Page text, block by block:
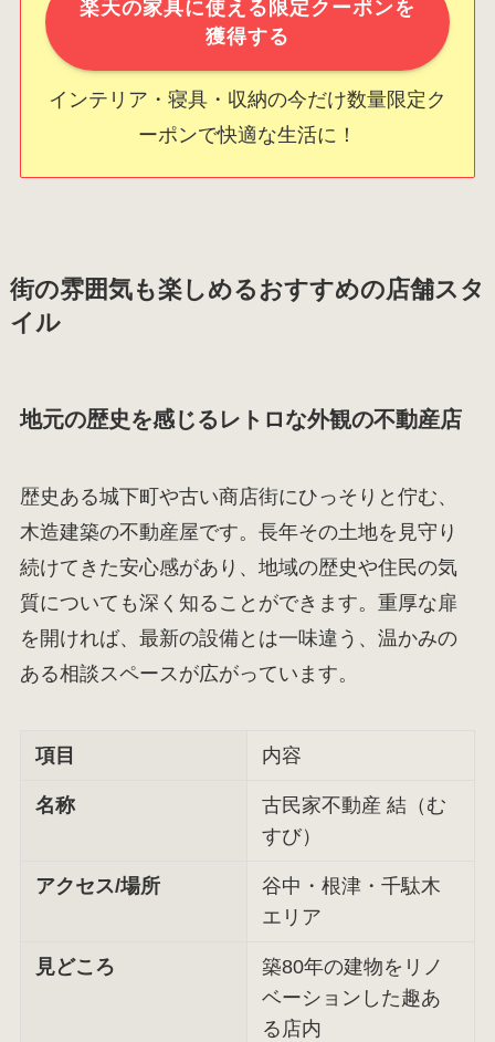
楽天の家具に使える限定クーポンを
獲得する
インテリア・寝具・収納の今だけ数量限定ク
ーポンで快適な生活に！
街の雰囲気も楽しめるおすすめの店舗スタ
イル
地元の歴史を感じるレトロな外観の不動産店
歴史ある城下町や古い商店街にひっそりと佇む、
木造建築の不動産屋です。長年その土地を見守り
続けてきた安心感があり、地域の歴史や住民の気
質についても深く知ることができます。重厚な扉
を開ければ、最新の設備とは一味違う、温かみの
ある相談スペースが広がっています。
項目 内容
名称
古民家不動産 結（む
すび）
アクセス/場所
谷中・根津・千駄木
エリア
見どころ
築80年の建物をリノ
ベーションした趣あ
る店内